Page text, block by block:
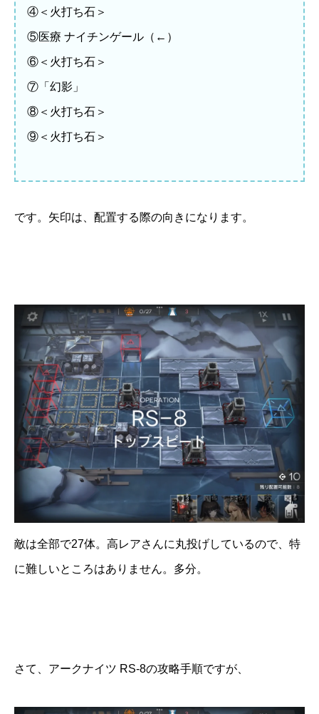
④＜火打ち石＞
⑤医療 ナイチンゲール（←）
⑥＜火打ち石＞
⑦「幻影」
⑧＜火打ち石＞
⑨＜火打ち石＞
です。矢印は、配置する際の向きになります。
敵は全部で27体。高レアさんに丸投げしているので、特
に難しいところはありません。多分。
さて、アークナイツ RS-8の攻略手順ですが、